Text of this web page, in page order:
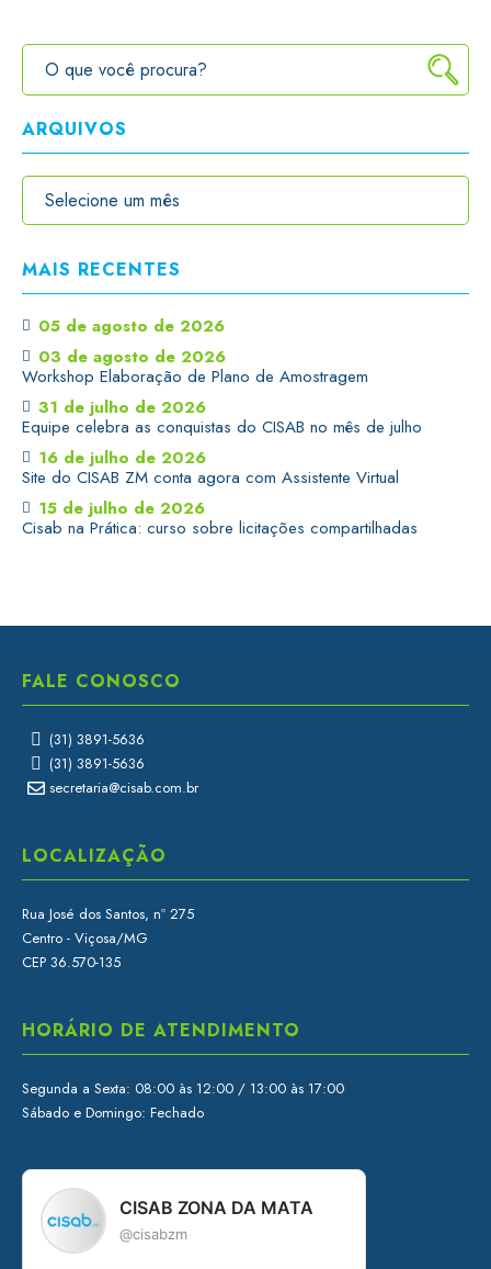
ARQUIVOS
MAIS RECENTES
05 de agosto de 2026
03 de agosto de 2026
Workshop Elaboração de Plano de Amostragem
31 de julho de 2026
Equipe celebra as conquistas do CISAB no mês de julho
16 de julho de 2026
Site do CISAB ZM conta agora com Assistente Virtual
15 de julho de 2026
Cisab na Prática: curso sobre licitações compartilhadas
FALE CONOSCO
(31) 3891-5636
(31) 3891-5636
secretaria@cisab.com.br
LOCALIZAÇÃO
Rua José dos Santos, nº 275
Centro - Viçosa/MG
CEP 36.570-135
HORÁRIO DE ATENDIMENTO
Segunda a Sexta: 08:00 às 12:00 / 13:00 às 17:00
Sábado e Domingo: Fechado
CISAB ZONA DA MATA
@cisabzm